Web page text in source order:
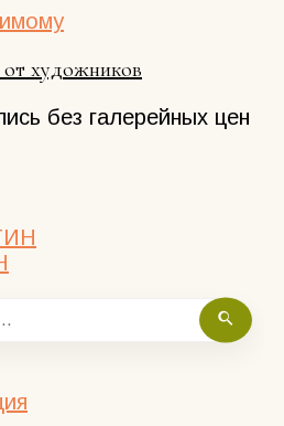
художников
без галерейных цен